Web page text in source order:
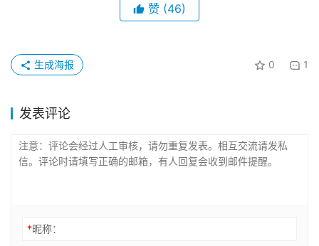
赞 (46)
0 1
生成海报
发表评论
*昵称：